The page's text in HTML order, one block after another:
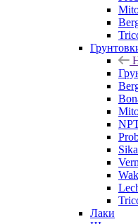
Sika
Лаки